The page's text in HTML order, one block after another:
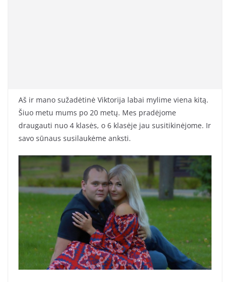
Aš ir mano sužadėtinė Viktorija labai mylime viena kitą.
Šiuo metu mums po 20 metų. Mes pradėjome
draugauti nuo 4 klasės, o 6 klasėje jau susitikinėjome. Ir
savo sūnaus susilaukėme anksti.